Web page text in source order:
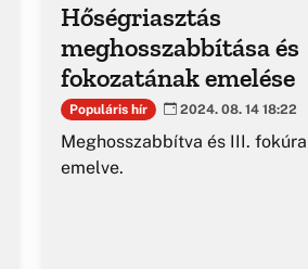
Hőségriasztás
meghosszabbítása és
fokozatának emelése
Populáris hír 2024. 08. 14 18:22
Meghosszabbítva és III. fokúra
emelve.